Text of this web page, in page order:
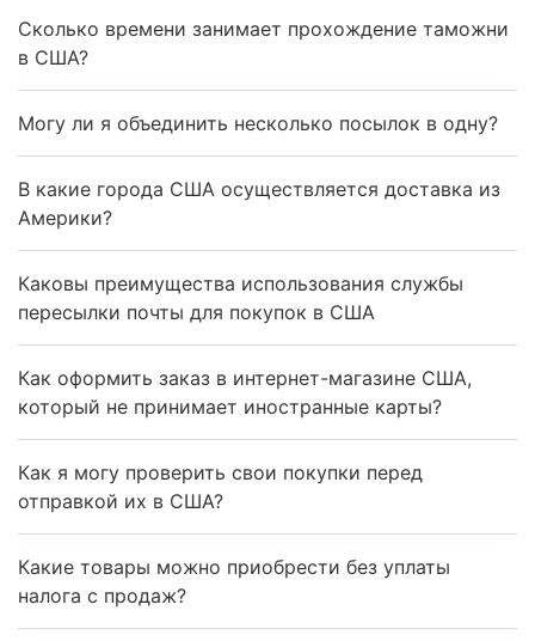
Сколько времени занимает прохождение таможни
в США?
Могу ли я объединить несколько посылок в одну?
В какие города США осуществляется доставка из
Америки?
Каковы преимущества использования службы
пересылки почты для покупок в США
Как оформить заказ в интернет-магазине США,
который не принимает иностранные карты?
Как я могу проверить свои покупки перед
отправкой их в США?
Какие товары можно приобрести без уплаты
налога с продаж?